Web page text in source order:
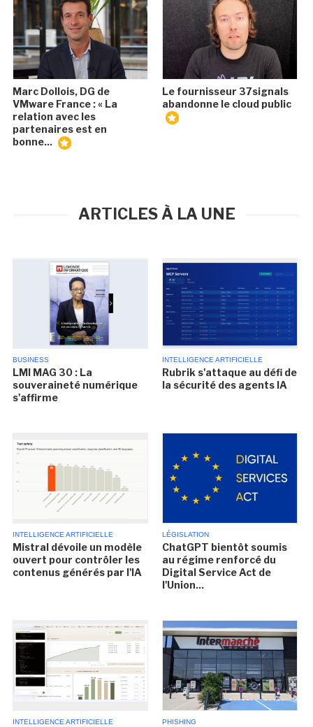
Marc Dollois, DG de
VMware France : « La
relation avec les
partenaires est en
bonne...
Le fournisseur 37signals
abandonne le cloud public
ARTICLES À LA UNE
BUSINESS
LMI MAG 30 : La
souveraineté numérique
s'affirme
INTELLIGENCE ARTIFICIELLE
Rubrik s'attaque au défi de
la sécurité des agents IA
INTELLIGENCE ARTIFICIELLE
Mistral dévoile un modèle
ouvert pour contrôler les
contenus générés par l'IA
LÉGISLATION
ChatGPT bientôt soumis
au régime renforcé du
Digital Service Act de
l'Union...
INTELLIGENCE ARTIFICIELLE PHISHING